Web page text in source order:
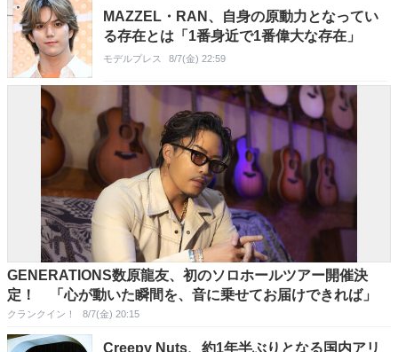
MAZZEL・RAN、自身の原動力となってい
る存在とは「1番身近で1番偉大な存在」
モデルプレス 8/7(金) 22:59
GENERATIONS数原龍友、初のソロホールツアー開催決
定！ 「心が動いた瞬間を、音に乗せてお届けできれば」
クランクイン！ 8/7(金) 20:15
Creepy Nuts、約1年半ぶりとなる国内アリ